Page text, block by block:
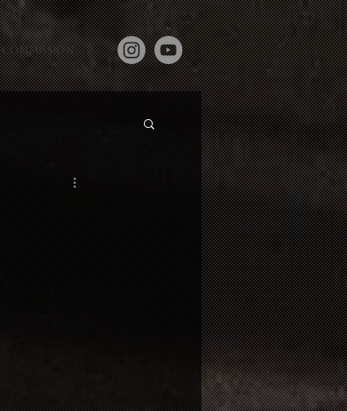
commission